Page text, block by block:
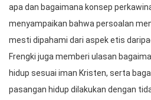
apa dan bagaimana konsep
menyampaikan bahwa persoalan
mesti dipahami dari aspek etis
Frengki juga memberi ulasan
hidup sesuai iman Kristen, serta
pasangan hidup dilakukan dengan